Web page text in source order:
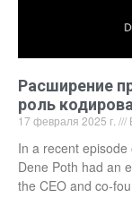
Расширение
роль
17 февраля 2025 г.
In a recent
Dene Poth had an
the CEO and co-